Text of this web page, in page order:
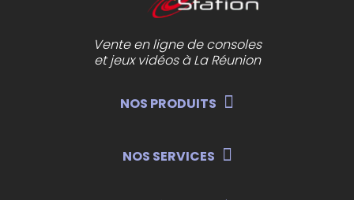
Vente en ligne de consoles
et jeux vidéos à La Réunion
NOS PRODUITS
NOS SERVICES